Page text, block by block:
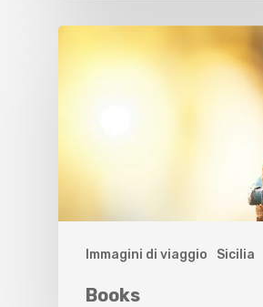
Immagini di viaggio Sicilia
Books